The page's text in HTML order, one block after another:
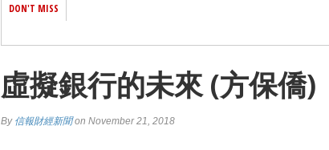
DON'T MISS
虛擬銀行的未來 (方保僑)
By 信報財經新聞on November 21, 2018